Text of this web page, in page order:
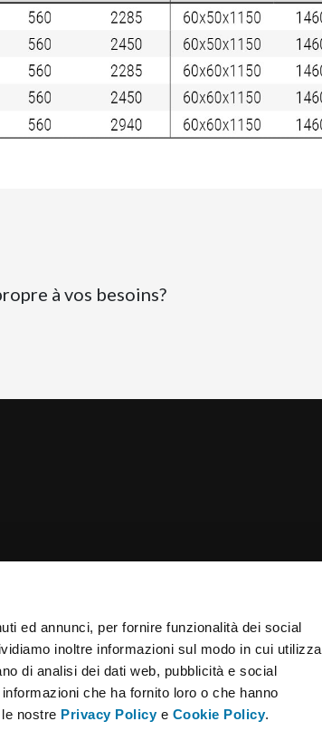
ed annunci, per fornire funzionalità dei social
inoltre informazioni sul modo in cui utilizza
di analisi dei dati web, pubblicità e social
che ha fornito loro o che hanno
nostre Privacy Policye Cookie Policy.
à vos besoins?